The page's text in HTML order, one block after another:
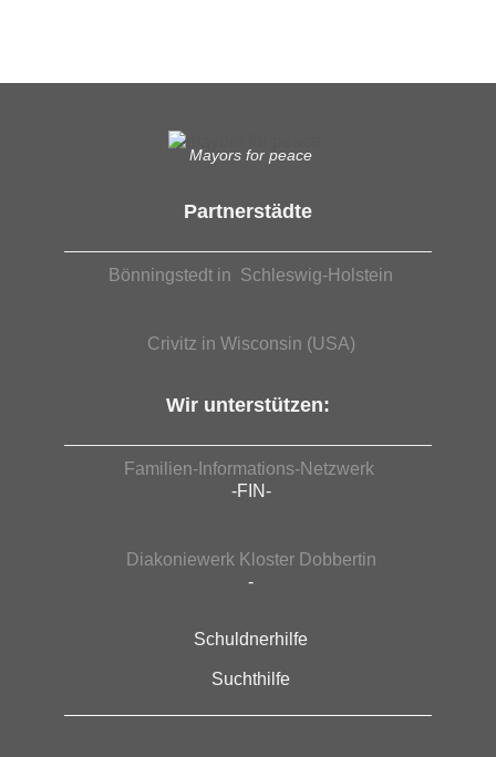
Mayors for peace
Partnerstädte
Bönningstedt in Schleswig-Holstein
Crivitz in Wisconsin (USA)
Wir unterstützen:
Familien-Informations-Netzwerk
-FIN-
Diakoniewerk Kloster Dobbertin
-
Schuldnerhilfe
Suchthilfe